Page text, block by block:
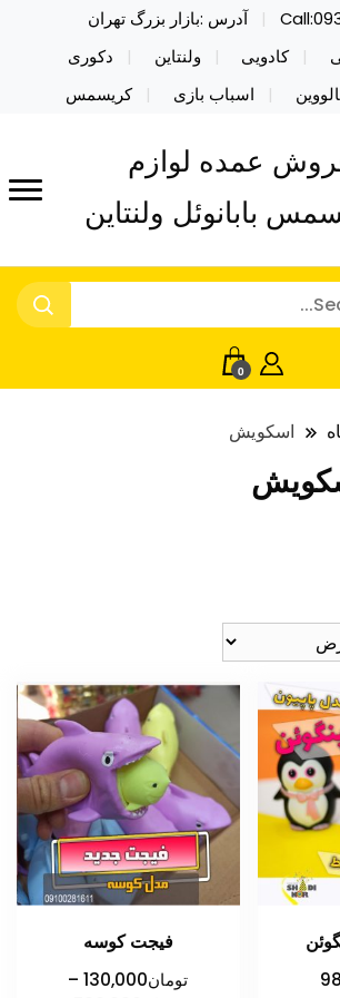
آدرس :بازار بزرگ تهران
کادویی ولنتاین
دکوری
اسباب بازی کریسمس
عمده لوازم
بابانوئل ولنتاین
0
اسکویش
فیجت کوسه
تومان130,000
–